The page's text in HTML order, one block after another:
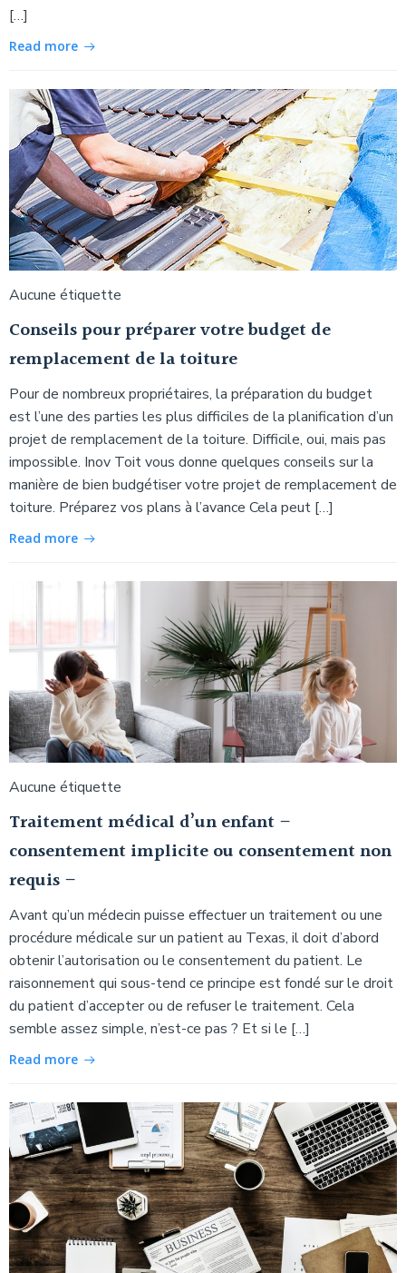
[…]
Read more
Aucune étiquette
Conseils pour préparer votre budget de
remplacement de la toiture
Pour de nombreux propriétaires, la préparation du budget
est l’une des parties les plus difficiles de la planification d’un
projet de remplacement de la toiture. Difficile, oui, mais pas
impossible. Inov Toit vous donne quelques conseils sur la
manière de bien budgétiser votre projet de remplacement de
toiture. Préparez vos plans à l’avance Cela peut […]
Read more
Aucune étiquette
Traitement médical d’un enfant –
consentement implicite ou consentement non
requis –
Avant qu’un médecin puisse effectuer un traitement ou une
procédure médicale sur un patient au Texas, il doit d’abord
obtenir l’autorisation ou le consentement du patient. Le
raisonnement qui sous-tend ce principe est fondé sur le droit
du patient d’accepter ou de refuser le traitement. Cela
semble assez simple, n’est-ce pas ? Et si le […]
Read more